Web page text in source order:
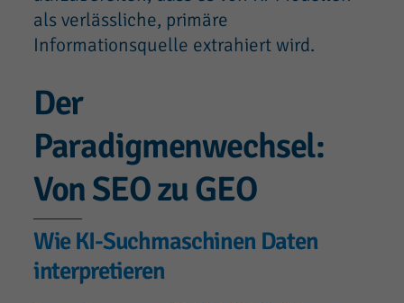
als verlässliche, primäre
Informationsquelle extrahiert wird.
Der
Paradigmenwechsel:
Von SEO zu GEO
Wie KI-Suchmaschinen Daten
interpretieren